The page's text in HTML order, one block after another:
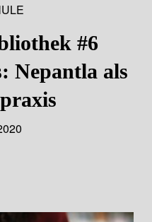
#6
Nepantla als